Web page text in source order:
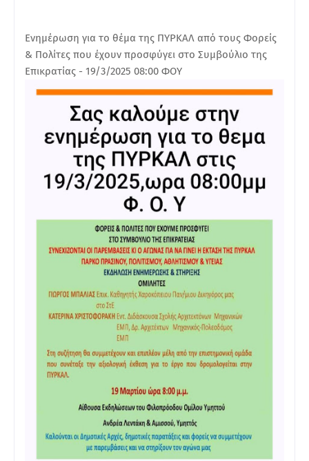
Ενημέρωση για το θέμα της ΠΥΡΚΑΛ από τους Φορείς
& Πολίτες που έχουν προσφύγει στο Συμβούλιο της
Επικρατίας - 19/3/2025 08:00 ΦΟΥ